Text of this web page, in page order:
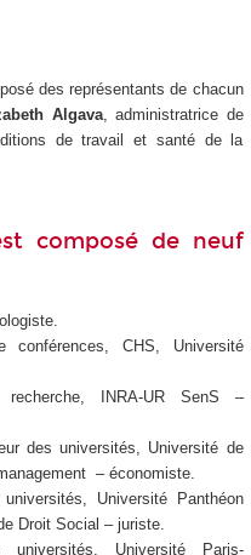
des représentants de chacun
Algava, administratrice de
de travail et santé de la
composé de neuf
conférences, CHS, Université
recherche, INRA-UR SenS –
des universités, Université de
– économiste.
Université Panthéon
Droit Social – juriste.
Université Paris-